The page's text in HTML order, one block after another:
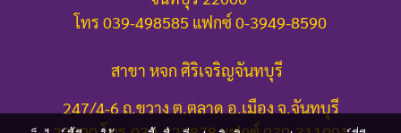
โทร 039-498585 แฟกซ์ 0-3949-8590
สาขา หจก ศิริเจริญจันทบุรี
247/4-6 ถ.ขวาง ต.ตลาด อ.เมือง จ.จันทบุรี